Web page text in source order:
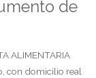
de
ALIMENTARIA
con domicilio real